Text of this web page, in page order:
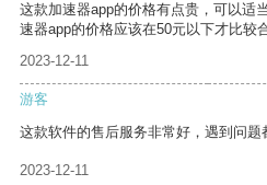
这款加速器app的价格有点贵，可以适
速器app的价格应该在50元以下才比较
2023-12-11
游客
这款软件的售后服务非常好，遇到问题
2023-12-11